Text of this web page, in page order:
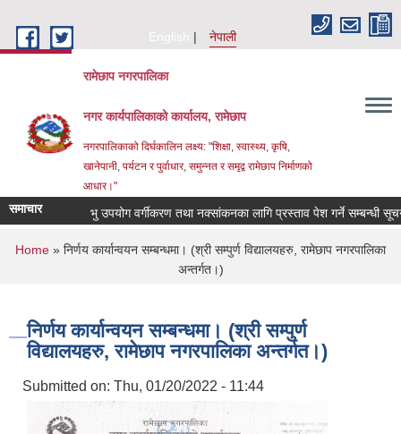
English
नेपाली
रामेछाप नगरपालिका
नगर कार्यपालिकाको कार्यालय, रामेछाप
नगरपालिकाको दिर्घकालिन लक्ष्य: "शिक्षा, स्वास्थ्य, कृषि,
खानेपानी, पर्यटन र पुर्वाधार, समुन्नत र समृद्व रामेछाप निर्माणको
आधार।"
समाचार भु उपयोग वर्गीकरण तथा नक्सांकनका लागि प्रस्ताव पेश गर्ने सम्बन्धी सूचना।
You are here
Home » निर्णय कार्यान्वयन सम्बन्धमा। (श्री सम्पुर्ण विद्यालयहरु, रामेछाप नगरपालिका
अन्तर्गत।)
निर्णय कार्यान्वयन सम्बन्धमा। (श्री सम्पुर्ण
विद्यालयहरु, रामेछाप नगरपालिका अन्तर्गत।)
Submitted on: Thu, 01/20/2022 - 11:44